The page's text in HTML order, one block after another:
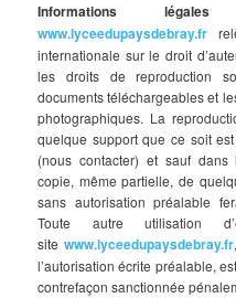
Informations légales
www.lyceedupaysdebray.fr
internationale sur le droit
les droits de reproduction
documents téléchargeables et
photographiques. La
quelque support que ce soit
(nous contacter) et sauf dans
copie, même partielle, de
sans autorisation préalable
Toute autre utilisation
site www.lyceedupaysdebray.fr
l’autorisation écrite préalable,
contrefaçon sanctionnée